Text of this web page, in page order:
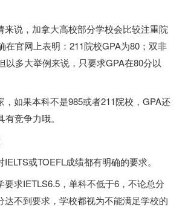
来说，加拿大高校部分学校会比较注重院
在官网上表明：211院校GPA为80；双非
以多大举例来说，只要求GPA在80分以
，如果本科不是985或者211院校，GPA还
竞争力哦。
或TOEFL成绩都有明确的要求。
要求IETLS6.5，单科不低于6，不论总分
达不到要求，学校都视为不能满足学校的